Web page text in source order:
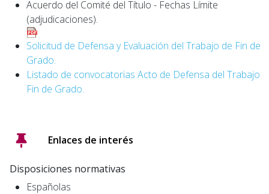
Acuerdo del Comité del Título - Fechas Límite
(adjudicaciones).
Solicitud de Defensa y Evaluación del Trabajo de Fin de
Grado.
Listado de convocatorias Acto de Defensa del Trabajo
Fin de Grado.
Enlaces de interés
Disposiciones normativas
Españolas